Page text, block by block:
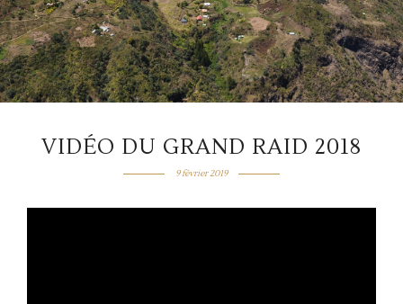
VIDÉO DU GRAND RAID 2018
9 février 2019